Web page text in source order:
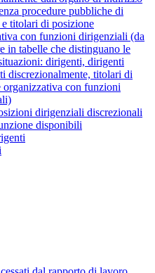
procedure pubbliche di
e titolari di posizione
con funzioni dirigenziali (da
in tabelle che distinguano le
dirigenti, dirigenti
discrezionalmente, titolari di
organizzativa con funzioni
dirigenziali discrezionali
disponibili